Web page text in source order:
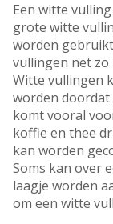
Een witte
grote witte
worden
vullingen net zo
Witte vullingen
worden
komt vooral
koffie en thee
kan worden
Soms kan over
laagje worden
om een witte